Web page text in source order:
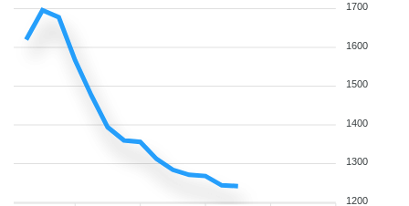
1700
1600
1500
1400
1300
1200